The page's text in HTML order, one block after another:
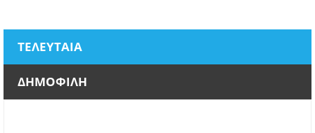
ΤΕΛΕΥΤΑΙΑ
ΔΗΜΟΦΙΛΗ